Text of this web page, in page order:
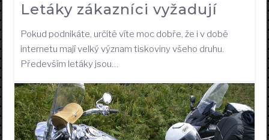
Letáky zákazníci vyžadují
Pokud podnikáte, určitě víte moc dobře, že i v době
internetu mají velký význam tiskoviny všeho druhu.
Především letáky jsou…